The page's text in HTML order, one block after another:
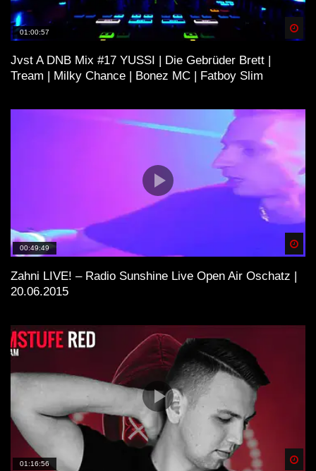
01:00:57
Jvst A DNB Mix #17 YUSSI | Die Gebrüder Brett |
Tream | Milky Chance | Bonez MC | Fatboy Slim
00:49:49
Zahni LIVE! – Radio Sunshine Live Open Air Oschatz |
20.06.2015
01:16:56